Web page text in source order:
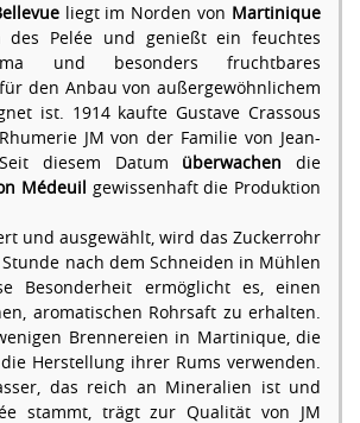
liegt im Norden von Martinique
des Pelée und genießt ein feuchtes
und besonders fruchtbares
den Anbau von außergewöhnlichem
ist. 1914 kaufte Gustave Crassous
JM von der Familie von Jean-
diesem Datum überwachen die
Médeuil gewissenhaft die Produktion
und ausgewählt, wird das Zuckerrohr
nach dem Schneiden in Mühlen
Besonderheit ermöglicht es, einen
aromatischen Rohrsaft zu erhalten.
Brennereien in Martinique, die
Herstellung ihrer Rums verwenden.
das reich an Mineralien ist und
stammt, trägt zur Qualität von JM